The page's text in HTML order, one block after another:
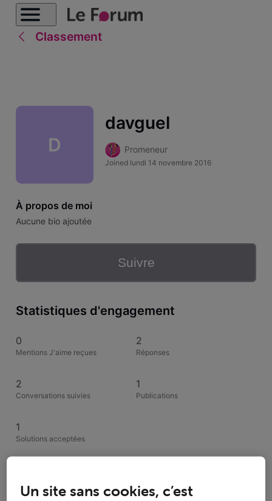
Classement
D
davguel
Promeneur
Joined lundi 14 novembre 2016
À propos de moi
Aucune bio ajoutée
Suivre
Statistiques d'engagement
0
Mentions J'aime reçues
2
Réponses
2
Conversations suivies
1
Publications
1
Solutions acceptées
Un site sans cookies, c’est